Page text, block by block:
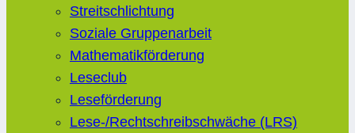
Streitschlichtung
Soziale Gruppenarbeit
Mathematikförderung
Leseclub
Leseförderung
Lese-/Rechtschreibschwäche (LRS)